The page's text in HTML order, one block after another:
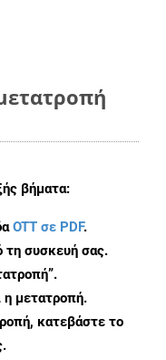
βήματα:
OTT σε PDF.
τη συσκευή σας.
.
η μετατροπή.
κατεβάστε το